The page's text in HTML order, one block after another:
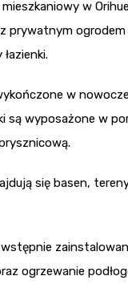
w
prywatnym
w
są wyposażone w
się basen,
ogrzewanie